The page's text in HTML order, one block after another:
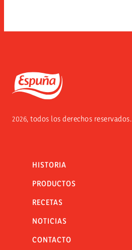
Espuña
2026, todos los derechos reservados.
HISTORIA
PRODUCTOS
RECETAS
NOTICIAS
CONTACTO